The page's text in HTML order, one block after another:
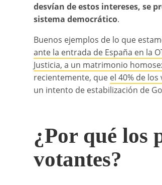
desvían de estos intereses, se
sistema democrático.
Buenos ejemplos de lo que
ante la entrada de España en la
Justicia, a un matrimonio
recientemente, que el 40% de
un intento de estabilización de
¿Por qué los
votantes?